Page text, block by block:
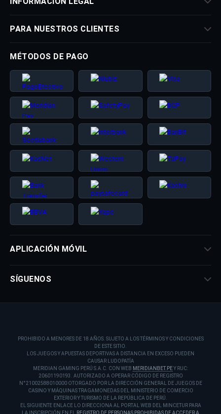
PARA NUESTROS CLIENTES
MÉTODOS DE PAGO
APLICACIÓN MÓVIL
SÍGUENOS
PROHIBIDO A MENORES DE 18 AÑOS. SUJETO A LOS TÉRMINOS Y CONDICIONES
DE ESTE SITIO.
LOS JUEGOS Y APUESTAS DEPORTIVAS A DISTANCIA EN EXCESO PUEDEN
CAUSAR LUDOPATÍA
MERIDIAN GAMING PERÚ S.A.C. CON WEB MERIDIANBET.PEY RUC:
20601190193. AUTORIZADO A OPERAR CÓDIGO DE REGISTRO
N°21002588010000 OTORGADO POR LA DIRECCIÓN GENERAL DE JUEGOS DE
CASINO Y MÁQUINAS TRAGAMONEDAS DEL MINISTERIO DE COMERCIO
EXTERIOR Y TURISMO DE LA REPÚBLICA DE PERÚ.
EL SIGUIENTE ENLACE LO DIRECCIONA AL PORTAL WEB DEL MINCETUR PARA
LA INSCRIPCIÓN EN EL
REGISTRO DE PERSONAS PROHIBIDAS DE ACCEDER A